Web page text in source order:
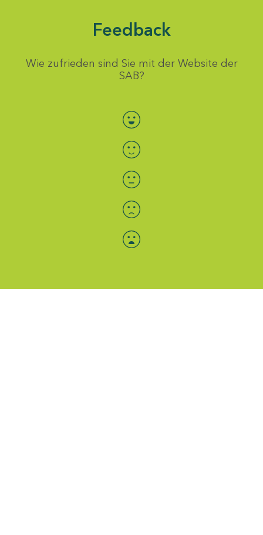
Feedback
Wie zufrieden sind Sie mit der Website der
SAB?
Bewertung auswählen